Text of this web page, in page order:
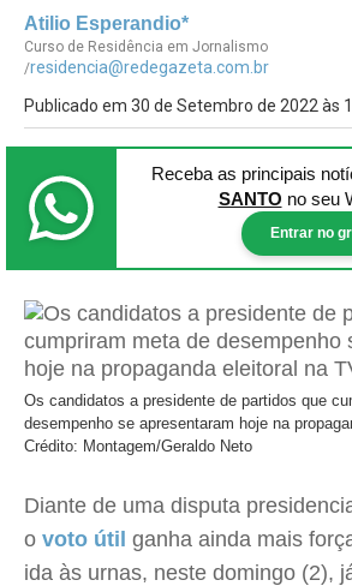
Atilio Esperandio*
Curso de Residência em Jornalismo
/residencia@redegazeta.com.br
Publicado em 30 de Setembro de 2022 às
Receba as principais
SANTO no seu
Entrar no
Os candidatos a presidente de partidos que
desempenho se apresentaram hoje na
Crédito: Montagem/Geraldo Neto
Diante de uma disputa
o voto útil ganha ainda mais
ida às urnas, neste domingo (2),